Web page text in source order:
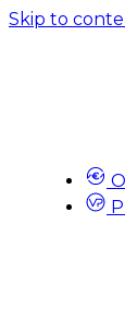
Skip to